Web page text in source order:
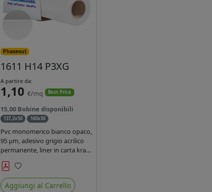
Phaseout
1611 H14 P3XG
A partire da:
1,10 €/mq Best Price
15,00 Bobine disponibili
137,2x50 160x50
Pvc monomerico bianco opaco,
95 µm, adesivo grigio acrilico
permanente, liner in carta kraft
siliconata 135gr/mq. Durata 3
anni, certificato FR B1,
conforme al REACH, stampa
con ink solvente, ecosolvente,
Preferiti
Aggiungi al Carrello